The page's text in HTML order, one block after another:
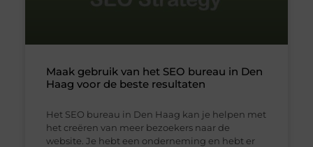
Maak gebruik van het SEO bureau in Den
Haag voor de beste resultaten
Het SEO bureau in Den Haag kan je helpen met
het creëren van meer bezoekers naar de
website. Je hebt een onderneming en hebt er